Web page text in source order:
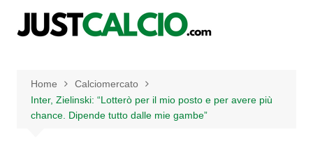
Home
Calciomercato
Inter, Zielinski: “Lotterò per il mio posto e per avere più
chance. Dipende tutto dalle mie gambe”